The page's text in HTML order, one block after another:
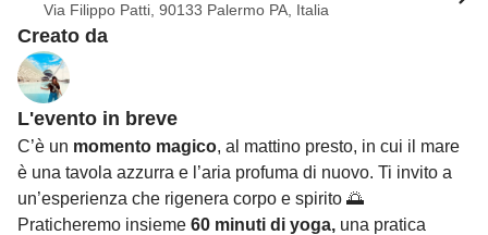
Via Filippo Patti, 90133 Palermo PA, Italia
Creato da
L'evento in breve
C’è un momento magico, al mattino presto, in cui il mare
è una tavola azzurra e l’aria profuma di nuovo. Ti invito a
un’esperienza che rigenera corpo e spirito 🌅
Praticheremo insieme 60 minuti di yoga, una pratica